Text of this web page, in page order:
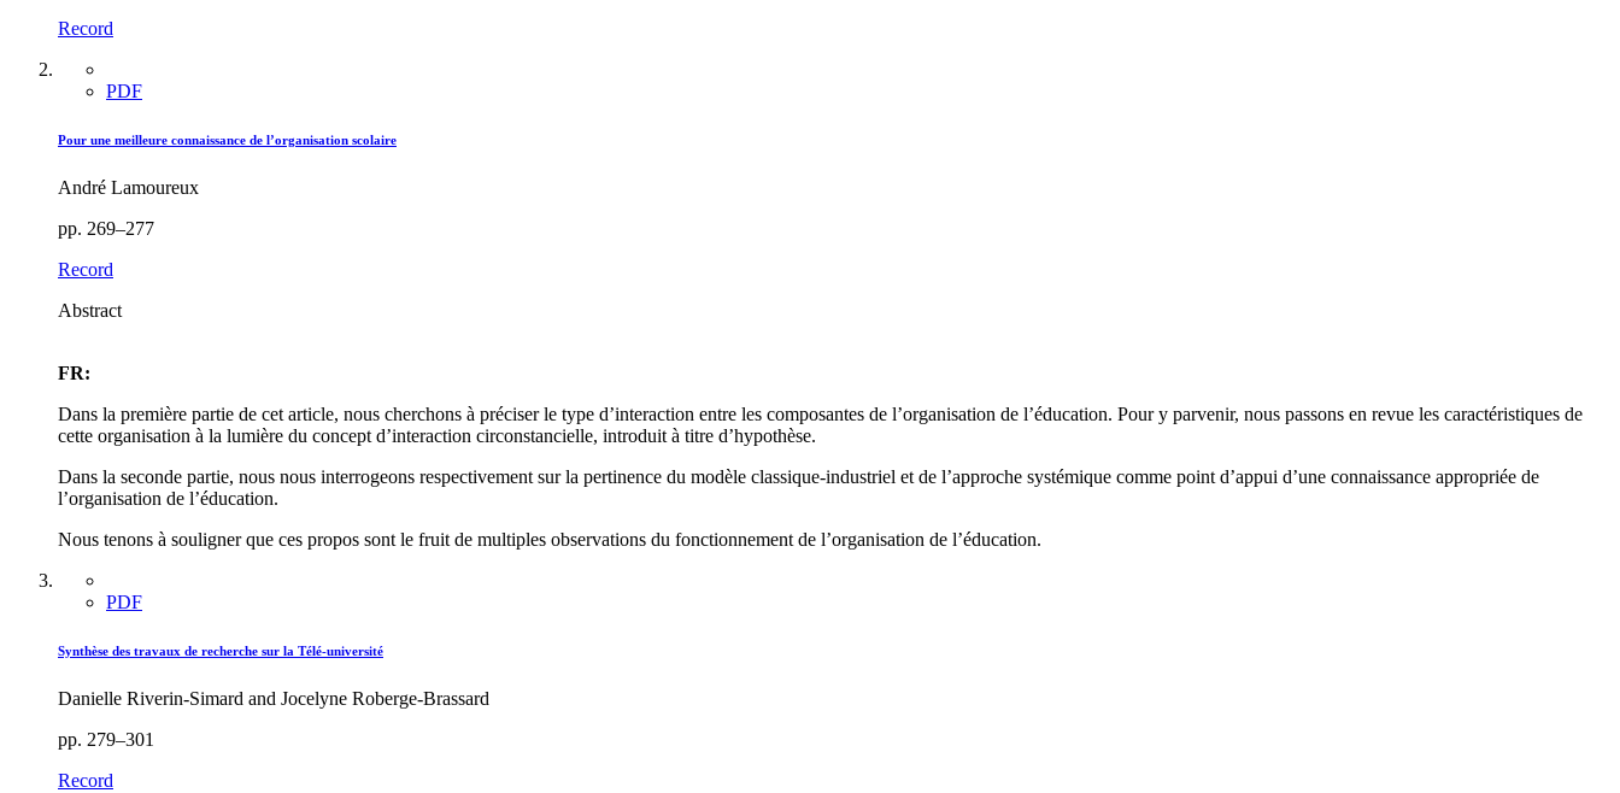
Record
PDF
Pour une meilleure connaissance de l’organisation scolaire
André Lamoureux
pp. 269–277
Record
Abstract
FR:
Dans la première partie de cet article, nous cherchons à préciser le type d’interaction entre les composantes de l’organisation de l’éducation. Pour y parvenir, nous passons en revue les caractéristiques de
cette organisation à la lumière du concept d’interaction circonstancielle, introduit à titre d’hypothèse.
Dans la seconde partie, nous nous interrogeons respectivement sur la pertinence du modèle classique-industriel et de l’approche systémique comme point d’appui d’une connaissance appropriée de
l’organisation de l’éducation.
Nous tenons à souligner que ces propos sont le fruit de multiples observations du fonctionnement de l’organisation de l’éducation.
PDF
Synthèse des travaux de recherche sur la Télé-université
Danielle Riverin-Simard and Jocelyne Roberge-Brassard
pp. 279–301
Record